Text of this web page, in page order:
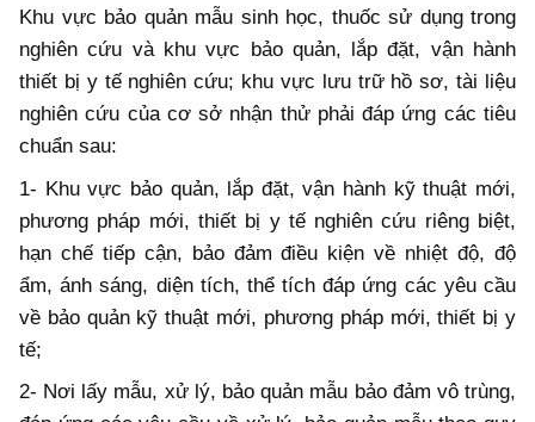
Khu vực bảo quản mẫu sinh học, thuốc sử dụng trong
nghiên cứu và khu vực bảo quản, lắp đặt, vận hành
thiết bị y tế nghiên cứu; khu vực lưu trữ hồ sơ, tài liệu
nghiên cứu của cơ sở nhận thử phải đáp ứng các tiêu
chuẩn sau:
1- Khu vực bảo quản, lắp đặt, vận hành kỹ thuật mới,
phương pháp mới, thiết bị y tế nghiên cứu riêng biệt,
hạn chế tiếp cận, bảo đảm điều kiện về nhiệt độ, độ
ẩm, ánh sáng, diện tích, thể tích đáp ứng các yêu cầu
về bảo quản kỹ thuật mới, phương pháp mới, thiết bị y
tế;
2- Nơi lấy mẫu, xử lý, bảo quản mẫu bảo đảm vô trùng,